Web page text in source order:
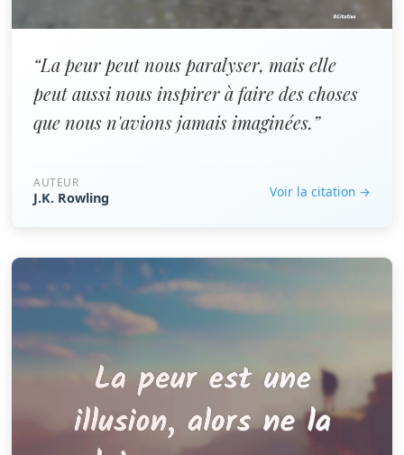
“La peur peut nous paralyser, mais elle
peut aussi nous inspirer à faire des choses
que nous n'avions jamais imaginées.”
AUTEUR
J.K. Rowling Voir la citation →